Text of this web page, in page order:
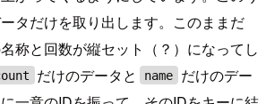
タだけを取り出します。このままだ
称と回数が縦セット（？）になってし
だけのデータと name
だけのデー